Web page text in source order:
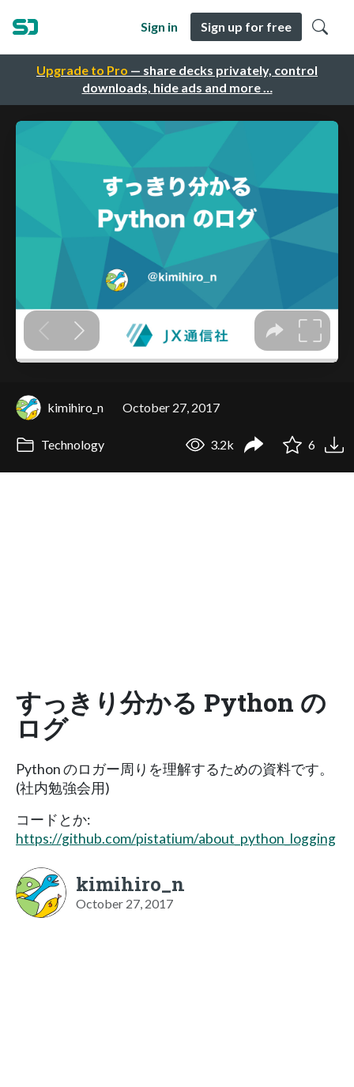
Upgrade to Pro — share decks privately, control
downloads, hide ads and more …
Sign in Sign up for free
kimihiro_n October 27, 2017
Technology 3.2k 6
すっきり分かる Python の
ログ
Python のロガー周りを理解するための資料です。
(社内勉強会用)
コードとか:
https://github.com/pistatium/about_python_logging
kimihiro_n
October 27, 2017